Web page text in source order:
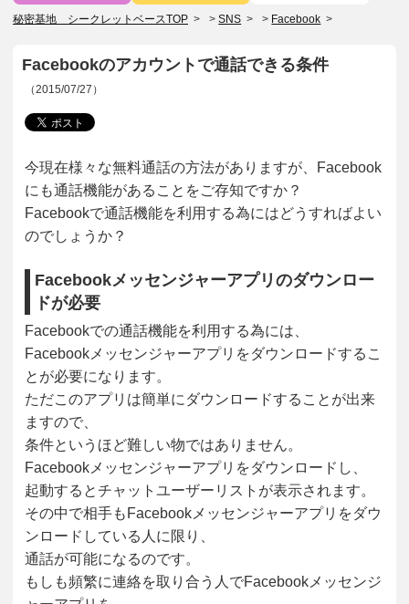
秘密基地 シークレットベースTOP > SNS > Facebook >
Facebookのアカウントで通話できる条件
（2015/07/27）
今現在様々な無料通話の方法がありますが、Facebook
にも通話機能があることをご存知ですか？
Facebookで通話機能を利用する為にはどうすればよい
のでしょうか？
Facebookメッセンジャーアプリのダウンロー
ドが必要
Facebookでの通話機能を利用する為には、
Facebookメッセンジャーアプリをダウンロードするこ
とが必要になります。
ただこのアプリは簡単にダウンロードすることが出来
ますので、
条件というほど難しい物ではありません。
Facebookメッセンジャーアプリをダウンロードし、
起動するとチャットユーザーリストが表示されます。
その中で相手もFacebookメッセンジャーアプリをダウ
ンロードしている人に限り、
通話が可能になるのです。
もしも頻繁に連絡を取り合う人でFacebookメッセンジ